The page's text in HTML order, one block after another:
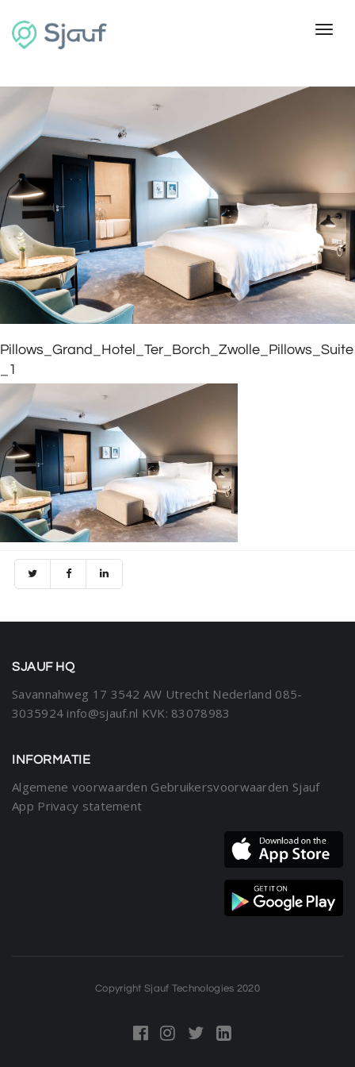
Pillows_Grand_Hotel_Ter_Borch_Zwolle_Pillows_Suite
_1
SJAUF HQ
Savannahweg 17 3542 AW Utrecht Nederland 085-
3035924 info@sjauf.nl KVK: 83078983
INFORMATIE
Algemene voorwaarden Gebruikersvoorwaarden Sjauf
App Privacy statement
Copyright Sjauf Technologies 2020